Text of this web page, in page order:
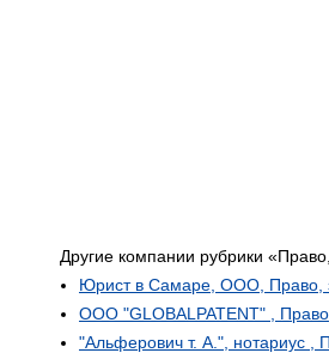
Другие компании рубрики
Юрист в Самаре, ООО, Право,
ООО "GLOBALPATENT" ,
"Альферович т. А.", нотариус ,